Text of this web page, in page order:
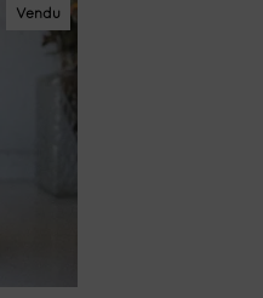
Vendu